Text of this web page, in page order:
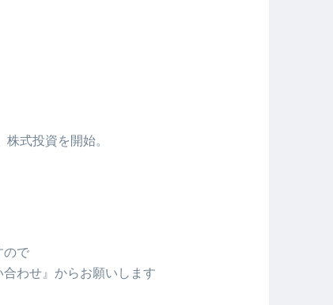
式投資を開始。
ので
わせ』からお願いします